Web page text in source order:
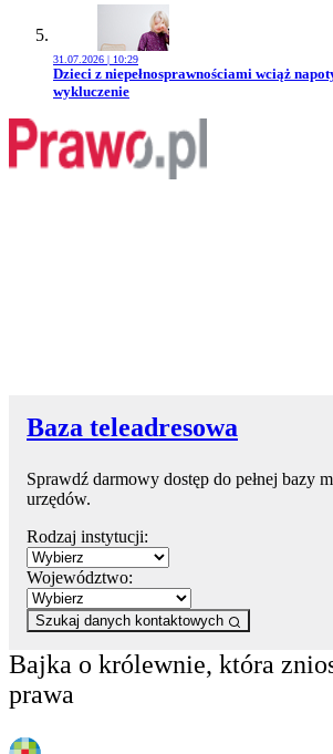
31.07.2026 | 10:29
Przejdź do artykułu:
Dzieci z niepełnosprawnościami wciąż
wykluczenie
Baza teleadresowa
Sprawdź darmowy dostęp do pełnej bazy
urzędów.
Rodzaj instytucji:
Województwo:
Szukaj danych kontaktowych
Bajka o królewnie, która
prawa